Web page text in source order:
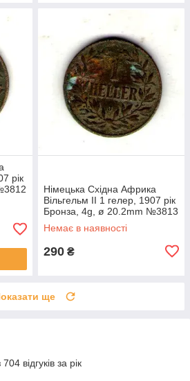
рік
Німецька Східна Африка
Вільгельм II 1 гелер, 1907 рік
Бронза, 4g, ø 20.2mm №3813
Немає в наявності
290 ₴
ще
відгуків за рік